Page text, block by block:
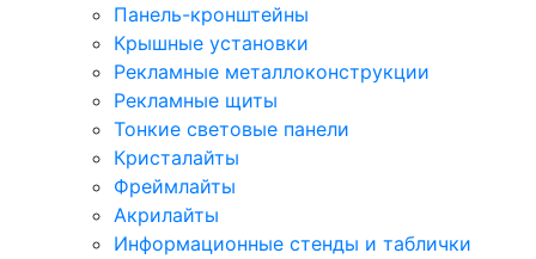
Панель-кронштейны
Крышные установки
Рекламные металлоконструкции
Рекламные щиты
Тонкие световые панели
Кристалайты
Фреймлайты
Акрилайты
Информационные стенды и таблички